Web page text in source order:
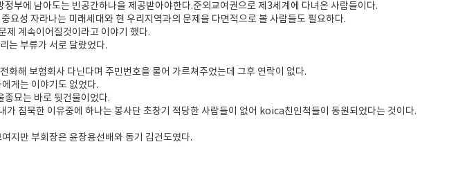
부에 남아도는 빈공간하나을 제공받아야한다.준외교여권으로 제3세계에 다녀온 사람들이다.
요성 자라나는 미래세대와 현 우리지역과의 문제을 다면적으로 볼 사람들도 필요하다.
제 계속이어질것이라고 이야기 했다.
는 부류가 서로 달랐었다.
화해 보험회사 다닌다며 주민번호을 물어 가르쳐주었는데 그후 연락이 없다.
게는 이야기도 없었다.
종묘는 바로 뒷건물이었다.
가 침묵한 이유중에 하나는 봉사단 초창기 적당한 사람들이 없어 koica친인척들이 동원되었다는 것이다.
지만 부회장은 윤장용선배와 동기 김건도였다.